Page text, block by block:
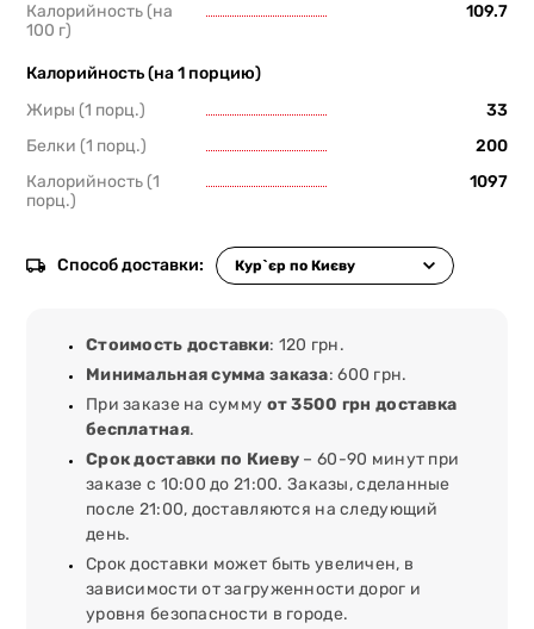
Калорийность (на
100 г)
109.7
Калорийность (на 1 порцию)
Жиры (1 порц.)
33
Белки (1 порц.)
200
Калорийность (1
порц.)
1097
Способ доставки:
Стоимость доставки: 120 грн.
Минимальная сумма заказа: 600 грн.
При заказе на сумму от 3500 грн доставка
бесплатная.
Срок доставки по Киеву – 60-90 минут при
заказе с 10:00 до 21:00. Заказы, сделанные
после 21:00, доставляются на следующий
день.
Срок доставки может быть увеличен, в
зависимости от загруженности дорог и
уровня безопасности в городе.